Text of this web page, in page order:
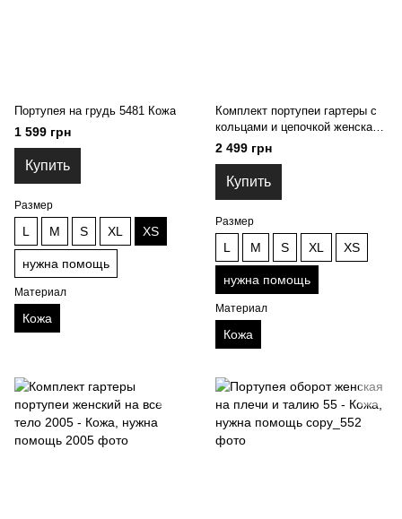
Портупея на грудь 5481 Кожа
1 599 грн
Купить
Размер
L M S XL XS
нужна помощь
Материал
Кожа
Комплект портупеи гартеры с
кольцами и цепочкой женская
2023 - Кожа, нужна помощь
2 499 грн
Купить
Размер
L M S XL XS
нужна помощь
Материал
Кожа